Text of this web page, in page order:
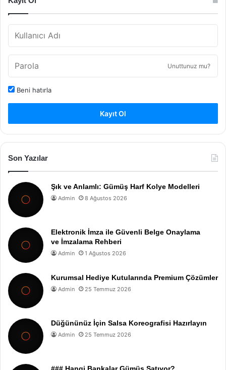
Unuttunuz mu?
Beni hatırla
Kayıt Ol
Son Yazılar
Şık ve Anlamlı: Gümüş Harf Kolye Modelleri
Admin 8 Ağustos 2026
Elektronik İmza ile Güvenli Belge Onaylama
ve İmzalama Rehberi
Admin 1 Ağustos 2026
Kurumsal Hediye Kutularında Premium Çözümler
Admin 25 Temmuz 2026
Düğününüz İçin Salsa Koreografisi Hazırlayın
Admin 25 Temmuz 2026